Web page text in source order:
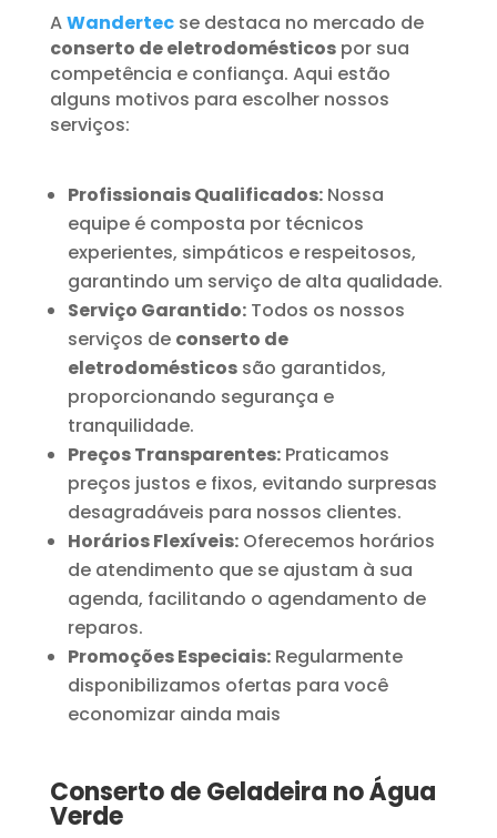
AWandertecse destaca no mercado de
conserto de eletrodomésticospor sua
competência e confiança. Aqui estão
alguns motivos para escolher nossos
serviços:
Profissionais Qualificados:Nossa
equipe é composta por técnicos
experientes, simpáticos e respeitosos,
garantindo um serviço de alta qualidade.
Serviço Garantido:Todos os nossos
serviços de conserto de
eletrodomésticossão garantidos,
proporcionando segurança e
tranquilidade.
Preços Transparentes:Praticamos
preços justos e fixos, evitando surpresas
desagradáveis para nossos clientes.
Horários Flexíveis:Oferecemos horários
de atendimento que se ajustam à sua
agenda, facilitando o agendamento de
reparos.
Promoções Especiais:Regularmente
disponibilizamos ofertas para você
economizar ainda mais
Conserto de Geladeira no Água
Verde